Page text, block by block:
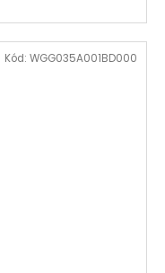
Kód: WGG035A001BD000